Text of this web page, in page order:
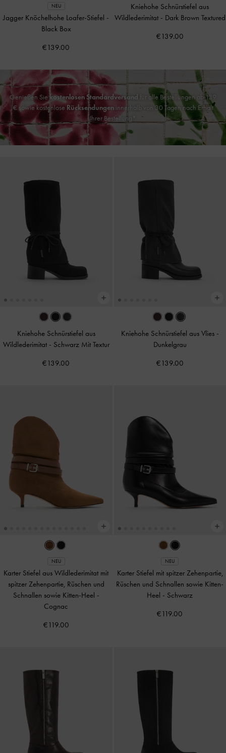
NEU
Jagger Knöchelhohe Loafer-Stiefel -
Black Box
€139.00
Kniehohe Schnürstiefel aus
Wildlederimitat - Dark Brown Textured
€139.00
Genießen Siekostenlosen Standardversand für alle Bestellungen ab 139
€ sowie kostenlose Rücksendungeninnerhalb von 30 Tagen nach Erhalt
Ihrer Bestellung*
Kniehohe Schnürstiefel aus
Wildlederimitat - Schwarz Mit Textur
€139.00
Kniehohe Schnürstiefel aus Vlies -
Dunkelgrau
€139.00
NEU
Karter Stiefel aus Wildlederimitat mit
spitzer Zehenpartie, Rüschen und
Schnallen sowie Kitten-Heel -
Cognac
€119.00
NEU
Karter Stiefel mit spitzer Zehenpartie,
Rüschen und Schnallen sowie Kitten-
Heel - Schwarz
€119.00